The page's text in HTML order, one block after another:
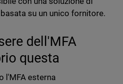
su un unico fornitore.
dell'MFA
questa
l'MFA esterna